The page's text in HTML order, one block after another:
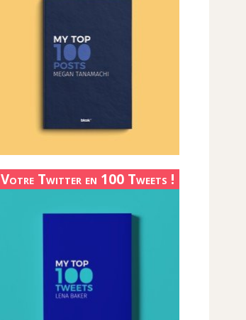
Votre Twitter en 100 Tweets !